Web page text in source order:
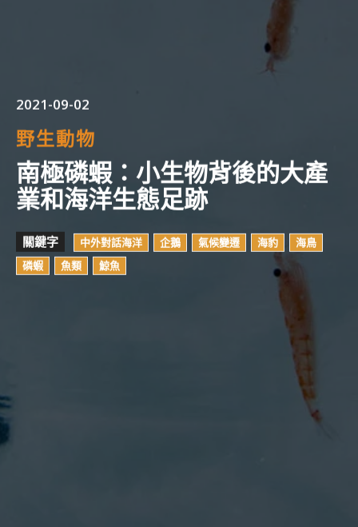
2021-09-02
野生動物
南極磷蝦：小生物背後的大產
業和海洋生態足跡
關鍵字 中外對話海洋 企鵝 氣候變遷 海豹
海鳥
磷蝦
魚類 鯨魚